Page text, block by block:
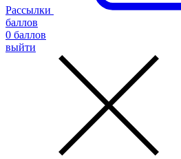
Рассылки
баллов
0 баллов
выйти